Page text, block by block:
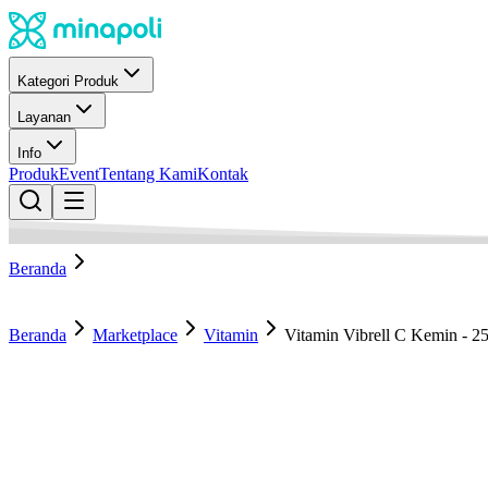
Kategori Produk
Layanan
Info
ProdukEventTentang KamiKontak
Beranda
Beranda Marketplace Vitamin Vitamin Vibrell C Kemin -